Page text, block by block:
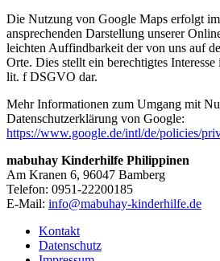
Die Nutzung von Google Maps erfolgt im
ansprechenden Darstellung unserer
leichten Auffindbarkeit der von uns auf
Orte. Dies stellt ein berechtigtes
lit. f DSGVO dar.
Mehr Informationen zum Umgang mit
Datenschutzerklärung von Google:
https://www.google.de/intl/de/policies/
mabuhay Kinderhilfe Philippinen
Am Kranen 6, 96047 Bamberg
Telefon: 0951-22200185
E-Mail: info@mabuhay-kinderhilfe.de
Kontakt
Datenschutz